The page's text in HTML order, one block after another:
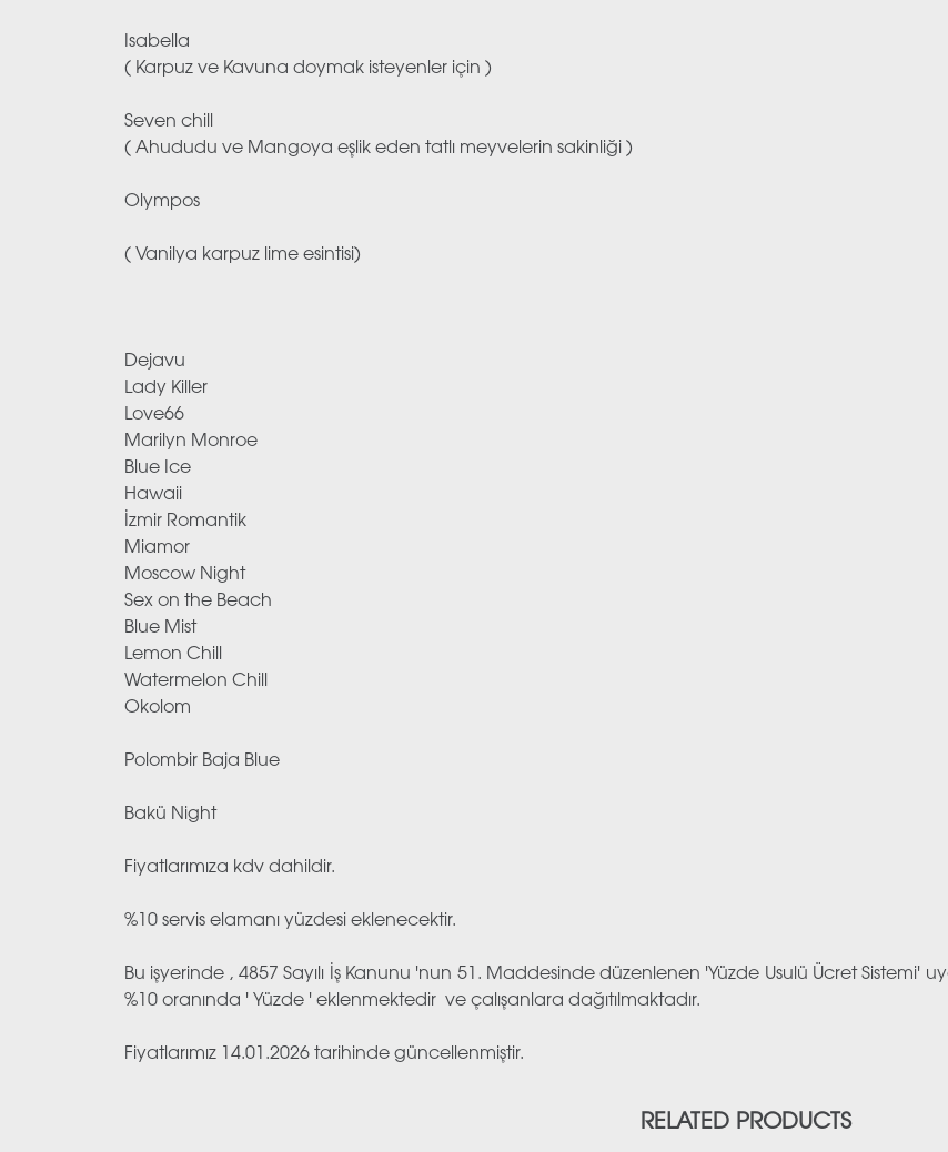
Isabella
( Karpuz ve Kavuna doymak isteyenler için )
Seven chill
( Ahududu ve Mangoya eşlik eden tatlı meyvelerin sakinliği )
Olympos
( Vanilya karpuz lime esintisi)
Dejavu
Lady Killer
Love66
Marilyn Monroe
Blue Ice
Hawaii
İzmir Romantik
Miamor
Moscow Night
Sex on the Beach
Blue Mist
Lemon Chill
Watermelon Chill
Okolom
Polombir Baja Blue
Bakü Night
Fiyatlarımıza kdv dahildir.
%10 servis elamanı yüzdesi eklenecektir.
Bu işyerinde , 4857 Sayılı İş Kanunu 'nun 51. Maddesinde düzenlenen 'Yüzde Usulü Ücret Sistemi'
%10 oranında ' Yüzde ' eklenmektedir ve çalışanlara dağıtılmaktadır.
Fiyatlarımız 14.01.2026 tarihinde güncellenmiştir.
RELATED PRODUCTS